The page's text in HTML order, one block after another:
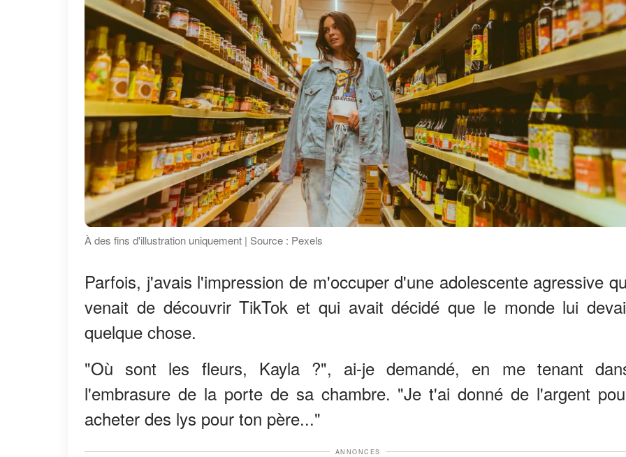
À des fins d'illustration uniquement | Source : Pexels
Parfois, j'avais l'impression de m'occuper d'une adolescente agressive
venait de découvrir TikTok et qui avait décidé que le monde lui
quelque chose.
"Où sont les fleurs, Kayla ?", ai-je demandé, en me tenant
l'embrasure de la porte de sa chambre. "Je t'ai donné de l'argent
acheter des lys pour ton père..."
ANNONCES